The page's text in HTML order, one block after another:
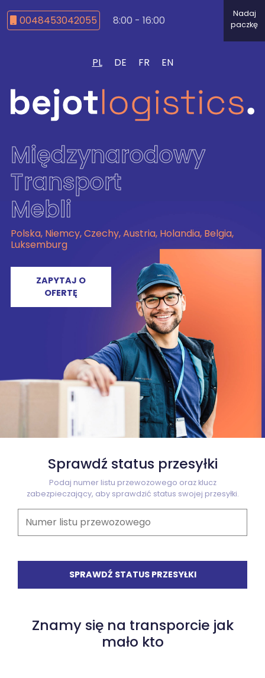
0048453042055 8:00 - 16:00
Nadaj
paczkę
PL DE FR EN
Międzynarodowy
Transport
Mebli
Polska, Niemcy, Czechy, Austria, Holandia, Belgia,
Luksemburg
ZAPYTAJ O
OFERTĘ
Sprawdź status przesyłki
Podaj numer listu przewozowego oraz klucz
zabezpieczający, aby sprawdzić status swojej przesyłki.
SPRAWDŹ STATUS PRZESYŁKI
Znamy się na transporcie jak
mało kto